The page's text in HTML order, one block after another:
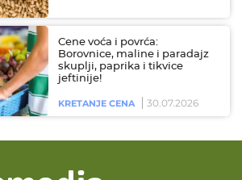
Cene voća i povrća:
Borovnice, maline i paradajz
skuplji, paprika i tikvice
jeftinije!
KRETANJE CENA 30.07.2026